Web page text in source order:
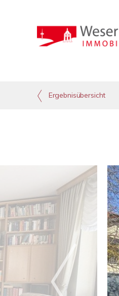
Ergebnisübersicht